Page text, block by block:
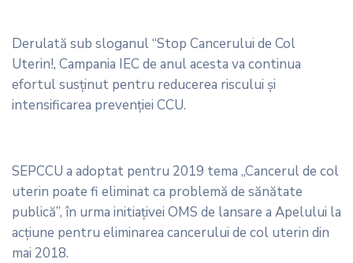
Derulată sub sloganul “Stop Cancerului de Col
Uterin!, Campania IEC de anul acesta va continua
efortul susținut pentru reducerea riscului și
intensificarea prevenției CCU.
SEPCCU a adoptat pentru 2019 tema „Cancerul de col
uterin poate fi eliminat ca problemă de sănătate
publică”, în urma initiațivei OMS de lansare a Apelului la
acțiune pentru eliminarea cancerului de col uterin din
mai 2018.